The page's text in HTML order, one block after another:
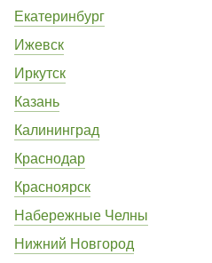
Екатеринбург
Ижевск
Иркутск
Казань
Калининград
Краснодар
Красноярск
Набережные Челны
Нижний Новгород